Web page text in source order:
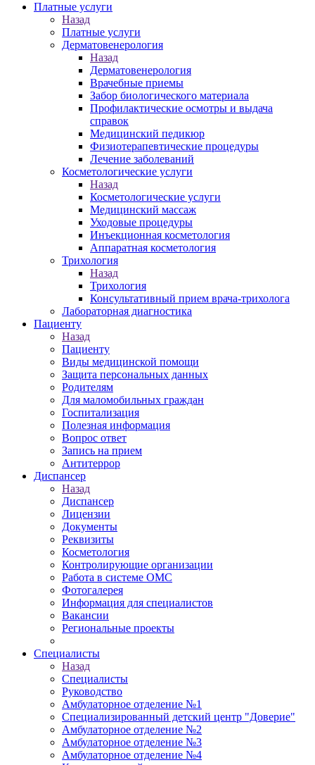
Платные услуги
Назад
Платные услуги
Дерматовенерология
Назад
Дерматовенерология
Врачебные приемы
Забор биологического материала
Профилактические осмотры и выдача
справок
Медицинский педикюр
Физиотерапевтические процедуры
Лечение заболеваний
Косметологические услуги
Назад
Косметологические услуги
Медицинский массаж
Уходовые процедуры
Инъекционная косметология
Аппаратная косметология
Трихология
Назад
Трихология
Консультативный прием врача-трихолога
Лабораторная диагностика
Пациенту
Назад
Пациенту
Виды медицинской помощи
Защита персональных данных
Родителям
Для маломобильных граждан
Госпитализация
Полезная информация
Вопрос ответ
Запись на прием
Антитеррор
Диспансер
Назад
Диспансер
Лицензии
Документы
Реквизиты
Косметология
Контролирующие организации
Работа в системе ОМС
Фотогалерея
Информация для специалистов
Вакансии
Региональные проекты
Специалисты
Назад
Специалисты
Руководство
Амбулаторное отделение №1
Специализированный детский центр "Доверие"
Амбулаторное отделение №2
Амбулаторное отделение №3
Амбулаторное отделение №4